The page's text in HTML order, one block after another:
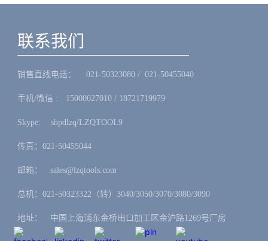
联系我们
销售直线电话：ㅤ 021-50323080 / 021-50455040
手机/微信 :ㅤ15000027010 / 18721719979
Skype: ㅤshpdlzq/LZQTOOL9
传真：021-50455044
邮箱：ㅤsales@lzqtools.com
总机：021-50323322（转）3040/3050/3070/3080/3090
地址：ㅤ中国上海浦东金桥出口加工区金沪路1269号厂房